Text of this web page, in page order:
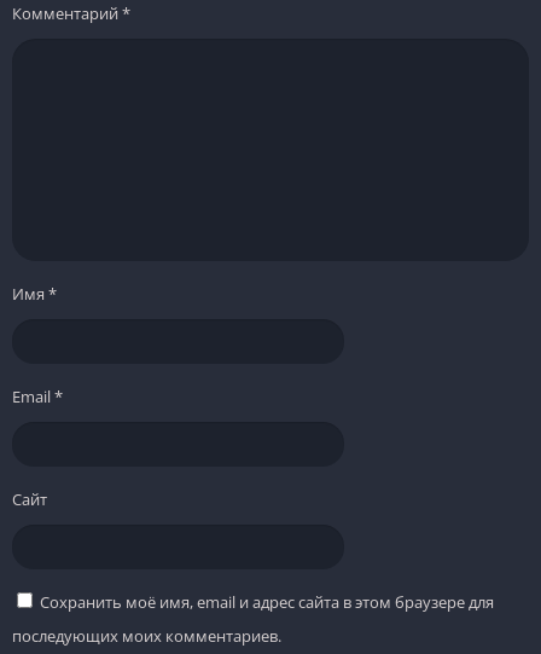
Комментарий*
Имя *
Email*
Сайт
Сохранить моё имя, email и адрес сайта в этом браузере для
последующих моих комментариев.